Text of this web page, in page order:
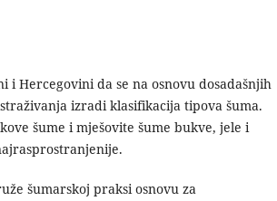
i Hercegovini da se na osnovu dosadašnjih
izradi klasifikacija tipova šuma.
šume i mješovite šume bukve, jele i
šumarskoj praksi osnovu za